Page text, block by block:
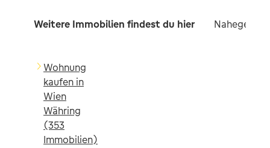
Weitere Immobilien findest du hier
Wohnung
kaufen in
Wien
Währing
(353
Immobilien)